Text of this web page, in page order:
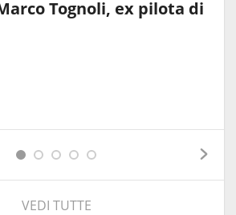
Tognoli, ex pilota di
VEDI TUTTE